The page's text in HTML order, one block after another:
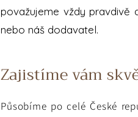
považujeme vždy pravdivě
nebo náš dodavatel.
Zajistíme vám
Působíme po celé České